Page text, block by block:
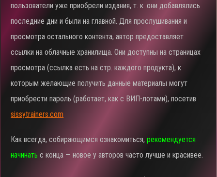
пользователи уже приобрели издания, т. к. они добавлялись
последние дни и были на главной. Для прослушивания и
просмотра остального контента, автор предоставляет
ссылки на облачные хранилища. Они доступны на страницах
просмотра (ссылка есть на стр. каждого продукта), к
которым желающие получить данные материалы могут
приобрести пароль (работает, как с ВИП-лотами), посетив
sissytrainers.com
Как всегда, собирающимся ознакомиться,рекомендуется
начинатьс конца — новое у авторов часто лучше и красивее.